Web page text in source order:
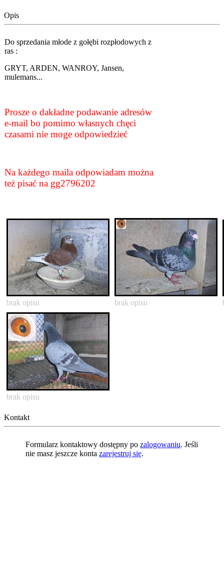
Opis
Do sprzedania młode z gołębi rozpłodowych z
ras :
GRYT, ARDEN, WANROY, Jansen,
mulemans...
Prosze o dakładne podawanie adresów
e-mail bo pomimo własnych chęci
czasami nie moge odpowiedzieć
Na każdego maila odpowiadam można
też pisać na gg2796202
brak opisu brak opisu
brak opisu
Kontakt
Formularz kontaktowy dostępny pozalogowaniu. Jeśli
nie masz jeszcze kontazarejestruj się.